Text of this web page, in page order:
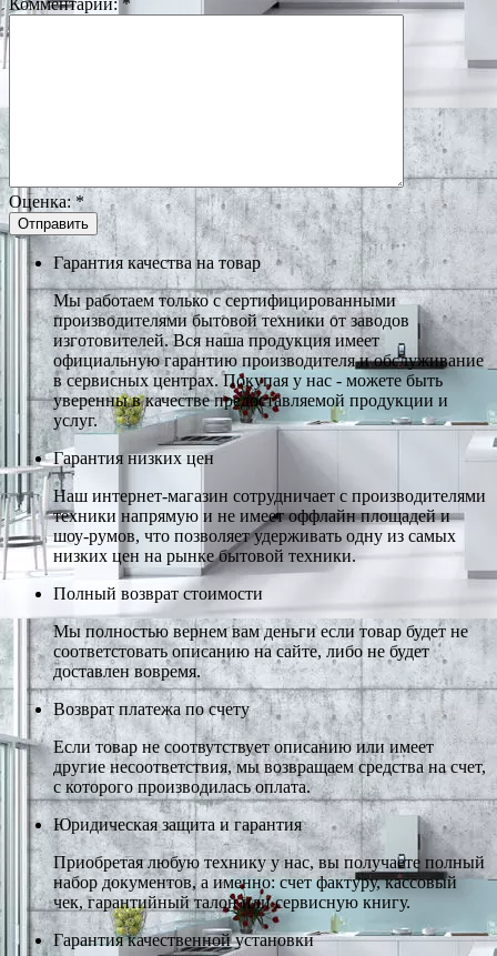
Оценка:*
Гарантия качества на товар
Мы работаем только с сертифицированными
производителями бытовой техники от заводов
изготовителей. Вся наша продукция имеет
официальную гарантию производителя и обслуживание
в сервисных центрах. Покупая у нас - можете быть
уверенны в качестве предоставляемой продукции и
услуг.
Гарантия низких цен
Наш интернет-магазин сотрудничает с производителями
техники напрямую и не имеет оффлайн площадей и
шоу-румов, что позволяет удерживать одну из самых
низких цен на рынке бытовой техники.
Полный возврат стоимости
Мы полностью вернем вам деньги если товар будет не
соответстовать описанию на сайте, либо не будет
доставлен вовремя.
Возврат платежа по счету
Если товар не соотвутствует описанию или имеет
другие несоответствия, мы возвращаем средства на счет,
с которого производилась оплата.
Юридическая защита и гарантия
Приобретая любую технику у нас, вы получаете полный
набор документов, а именно: счет фактуру, кассовый
чек, гарантийный талон или сервисную книгу.
Гарантия качественной установки